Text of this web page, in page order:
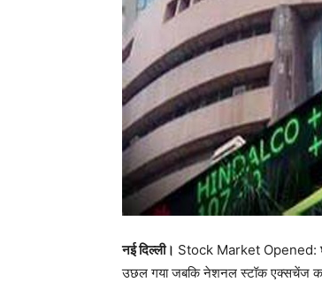
नई दिल्ली। Stock Market Opened:
उछल गया जबकि नेशनल स्टॉक एक्सचेंज